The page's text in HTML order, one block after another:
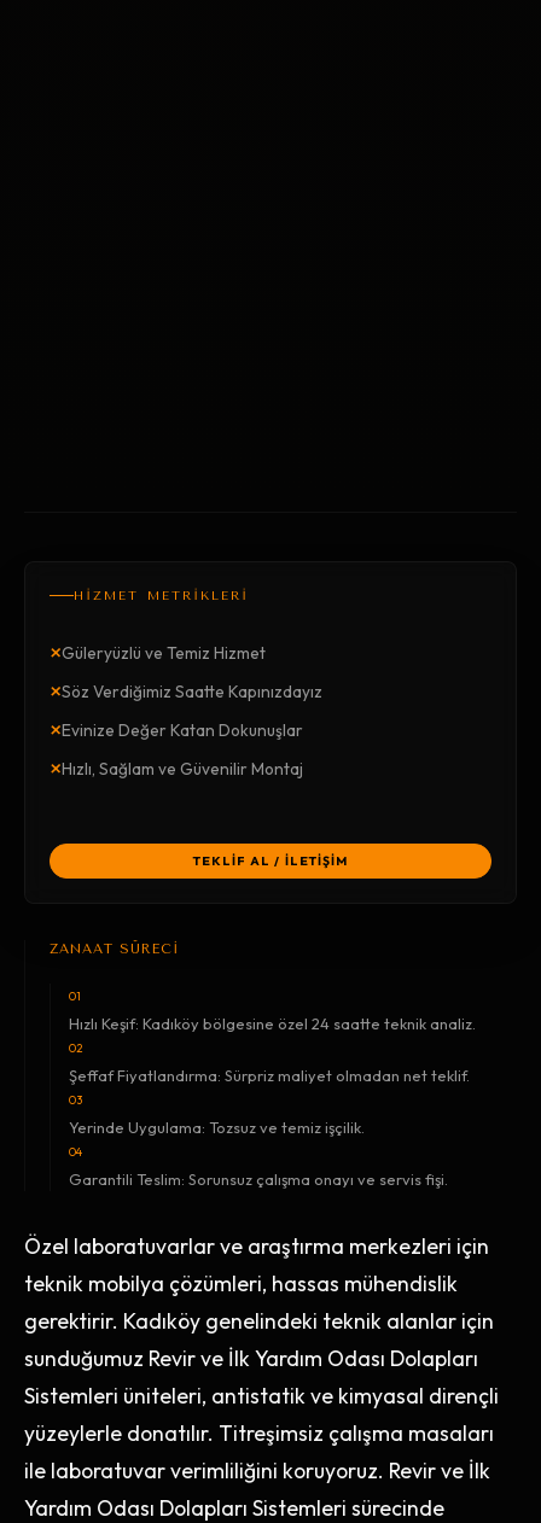
HİZMET METRİKLERİ
×Güleryüzlü ve Temiz Hizmet
×Söz Verdiğimiz Saatte Kapınızdayız
×Evinize Değer Katan Dokunuşlar
×Hızlı, Sağlam ve Güvenilir Montaj
TEKLİF AL / İLETİŞİM
ZANAAT SÜRECİ
01
Hızlı Keşif: Kadıköy bölgesine özel 24 saatte teknik analiz.
02
Şeffaf Fiyatlandırma: Sürpriz maliyet olmadan net teklif.
03
Yerinde Uygulama: Tozsuz ve temiz işçilik.
04
Garantili Teslim: Sorunsuz çalışma onayı ve servis fişi.
Özel laboratuvarlar ve araştırma merkezleri için
teknik mobilya çözümleri, hassas mühendislik
gerektirir. Kadıköy genelindeki teknik alanlar için
sunduğumuz Revir ve İlk Yardım Odası Dolapları
Sistemleri üniteleri, antistatik ve kimyasal dirençli
yüzeylerle donatılır. Titreşimsiz çalışma masaları
ile laboratuvar verimliliğini koruyoruz. Revir ve İlk
Yardım Odası Dolapları Sistemleri sürecinde